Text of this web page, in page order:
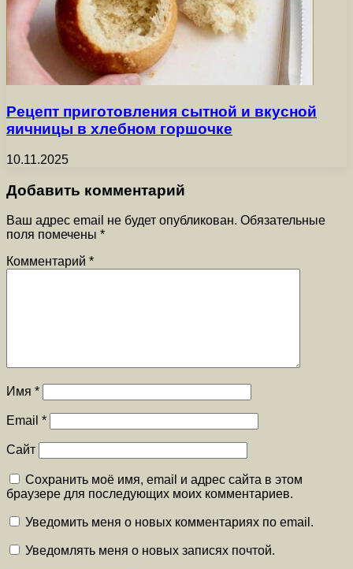
Рецепт приготовления сытной и вкусной
яичницы в хлебном горшочке
10.11.2025
Добавить комментарий
Ваш адрес email не будет опубликован. Обязательные
поля помечены *
Комментарий *
Имя *
Email *
Сайт
Сохранить моё имя, email и адрес сайта в этом
браузере для последующих моих комментариев.
Уведомить меня о новых комментариях по email.
Уведомлять меня о новых записях почтой.